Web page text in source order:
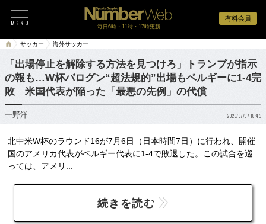
有料会員
毎日6時・11時・17時更新
サッカー 海外サッカー
「出場停止を解除する方法を見つけろ」トランプが指示
の報も…W杯バログン“超法規的”出場もベルギーに1-4完
敗 米国代表が陥った「最悪の先例」の代償
一野洋 2026/07/07 18:43
北中米W杯のラウンド16が7月6日（日本時間7日）に行われ、開催
国のアメリカ代表がベルギー代表に1-4で敗退した。この試合を巡
っては、アメリ...
続きを読む